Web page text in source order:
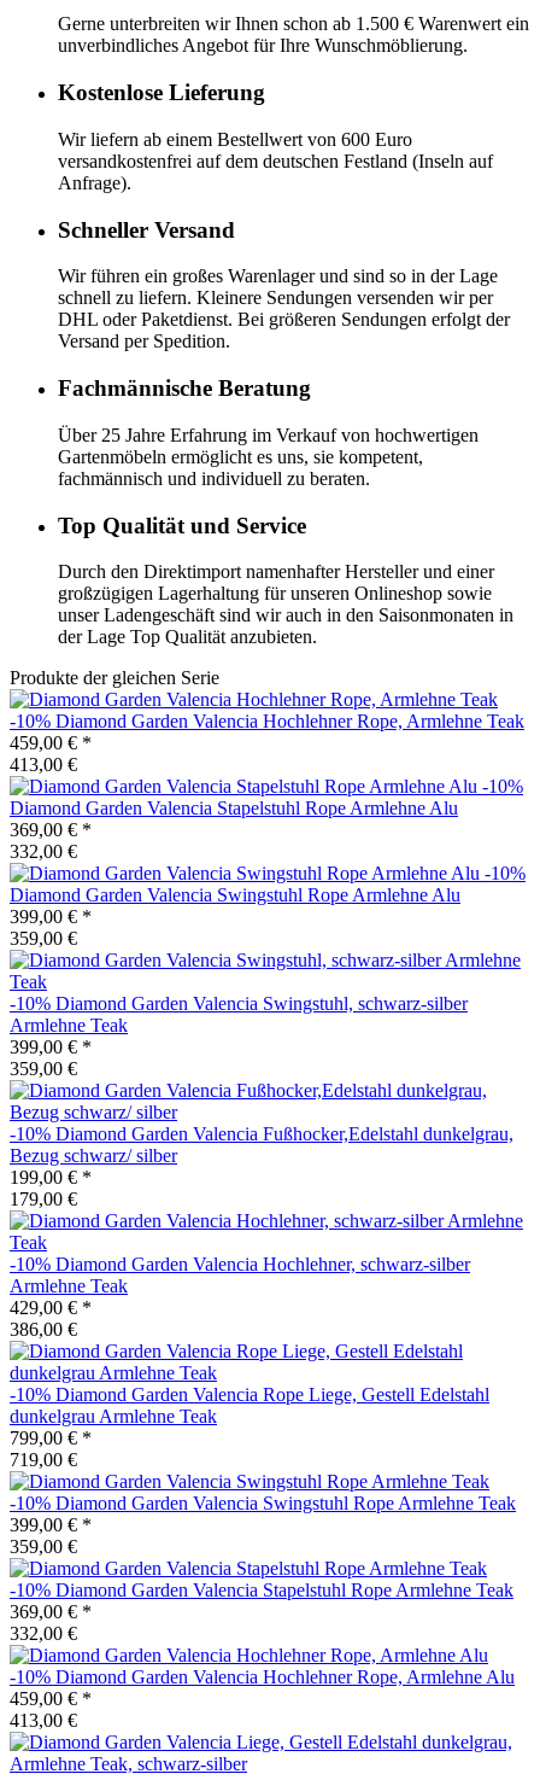
Gerne unterbreiten wir Ihnen schon ab 1.500 € Warenwert ein
unverbindliches Angebot für Ihre Wunschmöblierung.
Kostenlose Lieferung
Wir liefern ab einem Bestellwert von 600 Euro
versandkostenfrei auf dem deutschen Festland (Inseln auf
Anfrage).
Schneller Versand
Wir führen ein großes Warenlager und sind so in der Lage
schnell zu liefern. Kleinere Sendungen versenden wir per
DHL oder Paketdienst. Bei größeren Sendungen erfolgt der
Versand per Spedition.
Fachmännische Beratung
Über 25 Jahre Erfahrung im Verkauf von hochwertigen
Gartenmöbeln ermöglicht es uns, sie kompetent,
fachmännisch und individuell zu beraten.
Top Qualität und Service
Durch den Direktimport namenhafter Hersteller und einer
großzügigen Lagerhaltung für unseren Onlineshop sowie
unser Ladengeschäft sind wir auch in den Saisonmonaten in
der Lage Top Qualität anzubieten.
Produkte der gleichen Serie
-10% Diamond Garden Valencia Hochlehner Rope, Armlehne Teak
459,00 € *
413,00 €
-10%
Diamond Garden Valencia Stapelstuhl Rope Armlehne Alu
369,00 € *
332,00 €
-10%
Diamond Garden Valencia Swingstuhl Rope Armlehne Alu
399,00 € *
359,00 €
-10% Diamond Garden Valencia Swingstuhl, schwarz-silber
Armlehne Teak
399,00 € *
359,00 €
-10% Diamond Garden Valencia Fußhocker,Edelstahl dunkelgrau,
Bezug schwarz/ silber
199,00 € *
179,00 €
-10% Diamond Garden Valencia Hochlehner, schwarz-silber
Armlehne Teak
429,00 € *
386,00 €
-10% Diamond Garden Valencia Rope Liege, Gestell Edelstahl
dunkelgrau Armlehne Teak
799,00 € *
719,00 €
-10% Diamond Garden Valencia Swingstuhl Rope Armlehne Teak
399,00 € *
359,00 €
-10% Diamond Garden Valencia Stapelstuhl Rope Armlehne Teak
369,00 € *
332,00 €
-10% Diamond Garden Valencia Hochlehner Rope, Armlehne Alu
459,00 € *
413,00 €